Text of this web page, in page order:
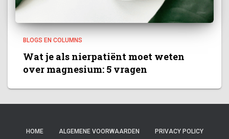
BLOGS EN COLUMNS
Wat je als nierpatiënt moet weten
over magnesium: 5 vragen
HOME ALGEMENE VOORWAARDEN PRIVACY POLICY